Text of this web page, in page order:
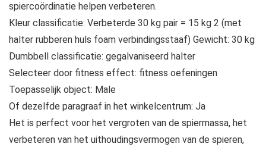
spiercoördinatie helpen verbeteren.
Kleur classificatie: Verbeterde 30 kg pair = 15 kg 2 (met
halter rubberen huls foam verbindingsstaaf) Gewicht: 30 kg
Dumbbell classificatie: gegalvaniseerd halter
Selecteer door fitness effect: fitness oefeningen
Toepasselijk object: Male
Of dezelfde paragraaf in het winkelcentrum: Ja
Het is perfect voor het vergroten van de spiermassa, het
verbeteren van het uithoudingsvermogen van de spieren,